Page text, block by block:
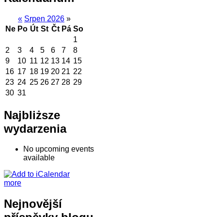
« Srpen 2026 »
Ne Po Út St Čt Pá So
1
2
3 4 5 6 7
8
9
10 11 12 13 14 15
16 17 18 19 20 21 22
23 24 25 26 27 28 29
30 31
Najbliższe
wydarzenia
No upcoming events
available
more
Nejnovější